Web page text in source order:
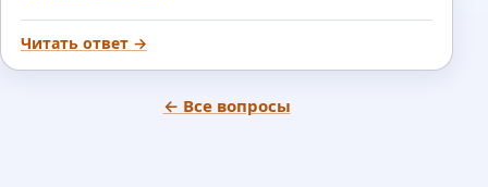
Читать ответ →
← Все вопросы